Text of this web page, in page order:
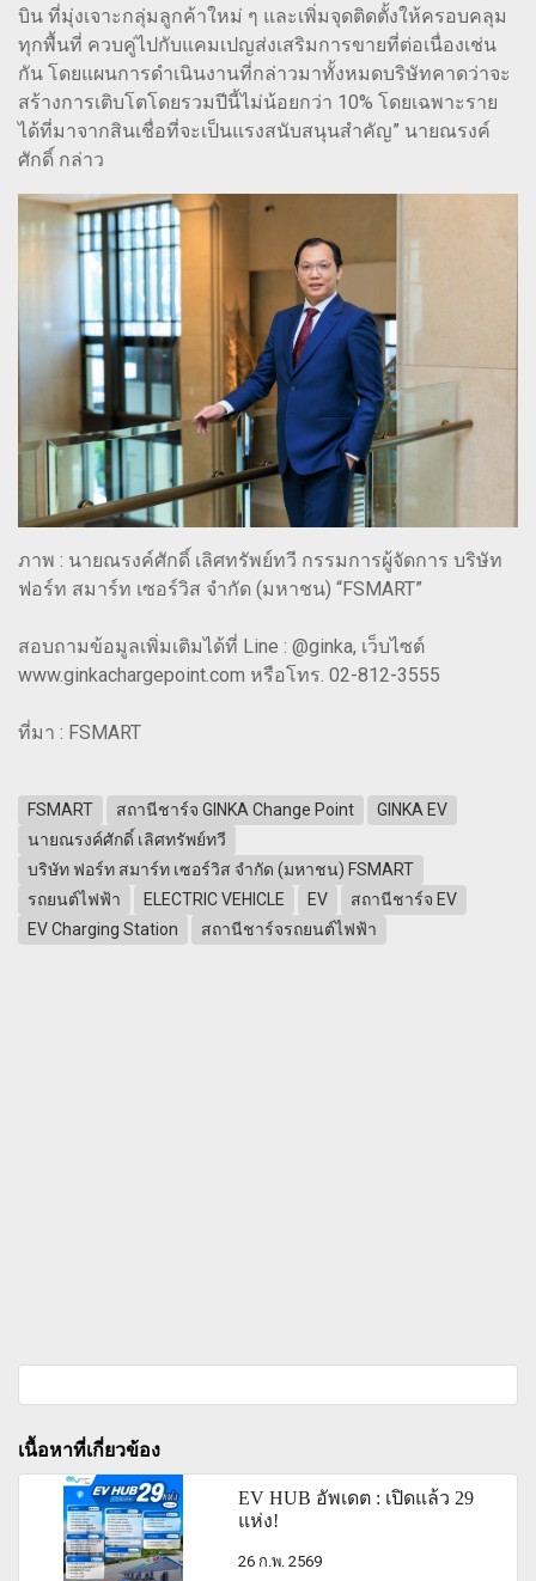
บิน ที่มุ่งเจาะกลุ่มลูกค้าใหม่ ๆ และเพิ่มจุดติดตั้งให้ครอบคลุม
ทุกพื้นที่ ควบคู่ไปกับแคมเปญส่งเสริมการขายที่ต่อเนื่องเช่น
กัน โดยแผนการดำเนินงานที่กล่าวมาทั้งหมดบริษัทคาดว่าจะ
สร้างการเติบโตโดยรวมปีนี้ไม่น้อยกว่า 10% โดยเฉพาะราย
ได้ที่มาจากสินเชื่อที่จะเป็นแรงสนับสนุนสำคัญ” นายณรงค์
ศักดิ์ กล่าว
ภาพ : นายณรงค์ศักดิ์ เลิศทรัพย์ทวี กรรมการผู้จัดการ บริษัท
ฟอร์ท สมาร์ท เซอร์วิส จำกัด (มหาชน) “FSMART”
สอบถามข้อมูลเพิ่มเติมได้ที่ Line : @ginka, เว็บไซต์
www.ginkachargepoint.com หรือโทร. 02-812-3555
ที่มา : FSMART
FSMART สถานีชาร์จ GINKA Change Point
GINKA EV
นายณรงค์ศักดิ์ เลิศทรัพย์ทวี
บริษัท ฟอร์ท สมาร์ท เซอร์วิส จำกัด (มหาชน) FSMART
รถยนต์ไฟฟ้า
ELECTRIC VEHICLE EV
สถานีชาร์จ EV
EV Charging Station
สถานีชาร์จรถยนต์ไฟฟ้า
เนื้อหาที่เกี่ยวข้อง
EV HUB อัพเดต : เปิดแล้ว 29
แห่ง!
26 ก.พ. 2569